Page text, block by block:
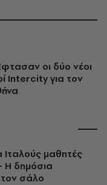
οι δύο νέοι
Intercity για τον
Ιταλούς μαθητές
Η δημόσια
σάλο